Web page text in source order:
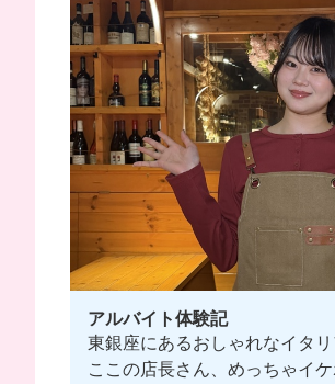
アルバイト体験記
東銀座にあるおしゃれなイタ
ここの店長さん、めっちゃイ